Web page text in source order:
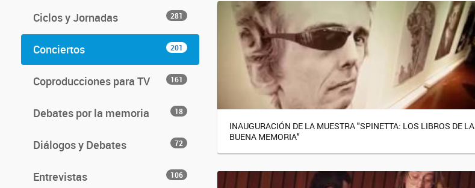
Ciclos y Jornadas 281
Conciertos 201
Coproducciones para TV 161
Debates por la memoria 18
Diálogos y Debates 72
Entrevistas 106
INAUGURACIÓN DE LA MUESTRA "SPINETTA: LOS LIBROS DE LA
BUENA MEMORIA"